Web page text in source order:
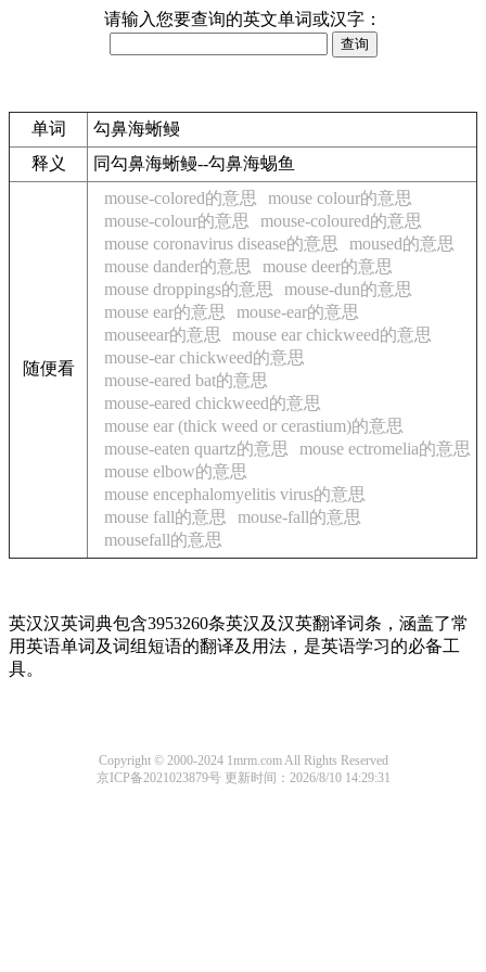
请输入您要查询的英文单词或汉字：
单词
勾鼻海蜥鳗
释义
同勾鼻海蜥鳗--勾鼻海蜴鱼
随便看
mouse-colored的意思
mouse colour的意思
mouse-colour的意思
mouse-coloured的意思
mouse coronavirus disease的意思
moused的意思
mouse dander的意思
mouse deer的意思
mouse droppings的意思
mouse-dun的意思
mouse ear的意思
mouse-ear的意思
mouseear的意思
mouse ear chickweed的意思
mouse-ear chickweed的意思
mouse-eared bat的意思
mouse-eared chickweed的意思
mouse ear (thick weed or cerastium)的意思
mouse-eaten quartz的意思
mouse ectromelia的意思
mouse elbow的意思
mouse encephalomyelitis virus的意思
mouse fall的意思
mouse-fall的意思
mousefall的意思
英汉汉英词典包含3953260条英汉及汉英翻译词条，涵盖了常
用英语单词及词组短语的翻译及用法，是英语学习的必备工
具。
Copyright © 2000-2024 1mrm.com All Rights Reserved
京ICP备2021023879号 更新时间：2026/8/10 14:29:31